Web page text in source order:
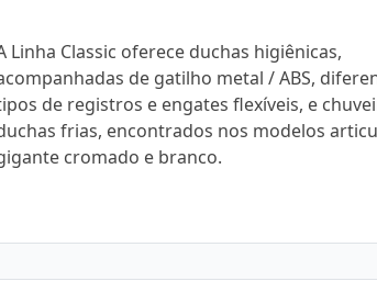
Linha Classic oferece duchas higiênicas,
de gatilho metal / ABS,
de registros e engates flexíveis, e
frias, encontrados nos modelos
cromado e branco.